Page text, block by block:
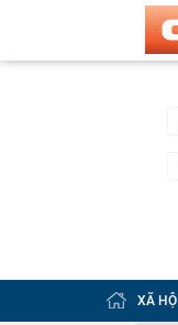
XÃ HỘI